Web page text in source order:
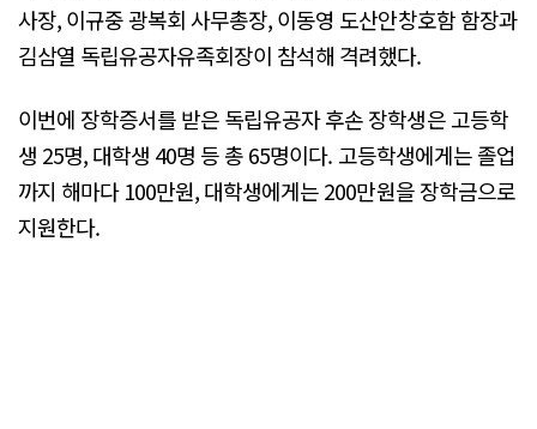
사장, 이규중 광복회 사무총장, 이동영 도산안창호함 함장과
김삼열 독립유공자유족회장이 참석해 격려했다.
이번에 장학증서를 받은 독립유공자 후손 장학생은 고등학
생 25명, 대학생 40명 등 총 65명이다. 고등학생에게는 졸업
까지 해마다 100만원, 대학생에게는 200만원을 장학금으로
지원한다.